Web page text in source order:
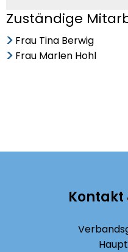
Zuständige
Frau Tina Berwig
Frau Marlen Hohl
Kontakt